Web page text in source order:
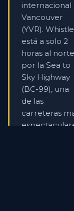
internacional
Vancouver
(YVR).
está a solo 2
horas al norte
por la Sea to
Sky Highway
(BC-99), una
de las
carreteras